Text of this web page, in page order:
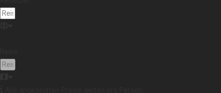
Erlebnissen herausfordert — denn es öffnet einfach die Tür zu